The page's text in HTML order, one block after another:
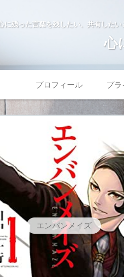
に残った言葉を残したい、共有した
心
プロフィール プ
エンバンメイズ